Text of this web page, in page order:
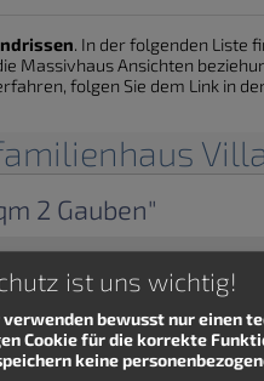
. In der folgenden Liste
Massivhaus Ansichten
folgen Sie dem Link in
Villa
2 Gauben"
- Villa
ist uns wichtig!
bewusst nur einen
Cookie für die korrekte
keine